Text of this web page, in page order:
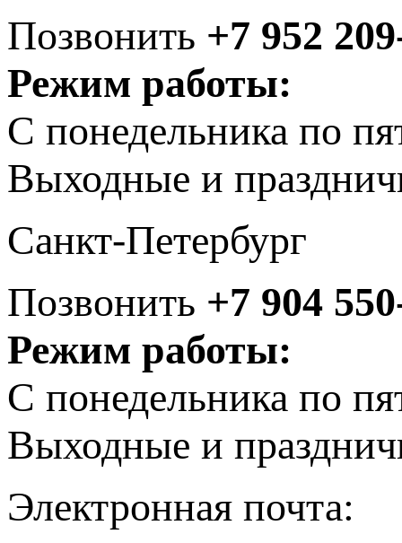
Позвонить +7 952
Режим работы:
С понедельника по
Выходные и
Санкт-Петербург
Позвонить +7 904
Режим работы:
С понедельника по
Выходные и
Электронная почта: